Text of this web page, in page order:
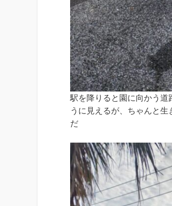
駅を降りると園に向かう道
うに見えるが、ちゃんと
だ